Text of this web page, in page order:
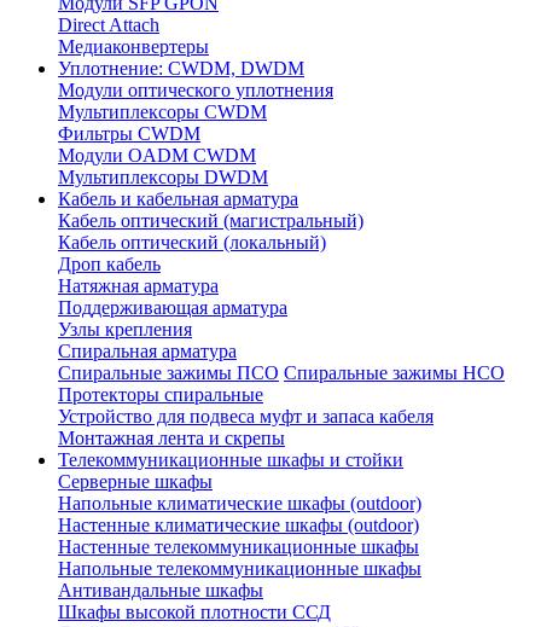
Direct Attach
Медиаконвертеры
Уплотнение: CWDM, DWDM
Модули оптического уплотнения
Мультиплексоры CWDM
Фильтры CWDM
Модули OADM CWDM
Мультиплексоры DWDM
Кабель и кабельная арматура
Кабель оптический (магистральный)
Кабель оптический (локальный)
Дроп кабель
Натяжная арматура
Поддерживающая арматура
Узлы крепления
Спиральная арматура
Спиральные зажимы ПСО Спиральные зажимы НСО
Протекторы спиральные
Устройство для подвеса муфт и запаса кабеля
Монтажная лента и скрепы
Телекоммуникационные шкафы и стойки
Серверные шкафы
Напольные климатические шкафы (outdoor)
Настенные климатические шкафы (outdoor)
Настенные телекоммуникационные шкафы
Напольные телекоммуникационные шкафы
Антивандальные шкафы
Шкафы высокой плотности ССД